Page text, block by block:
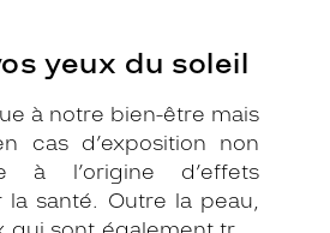
yeux du soleil
à notre bien-être mais
cas d’exposition non
à l’origine d’effets
la santé. Outre la peau,